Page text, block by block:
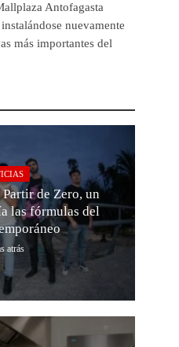
Antofagasta
nuevamente
más importantes del
de Zero, un
las fórmulas del
atrás